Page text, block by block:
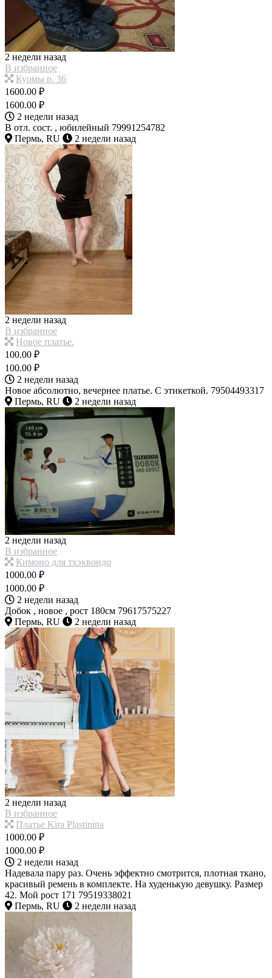
2 недели назад
В избранное
Куомы р. 36
1600.00 ₽
1600.00 ₽
2 недели назад
В отл. сост. , юбилейный 79991254782
Пермь, RU
2 недели назад
2 недели назад
В избранное
Новое платье.
100.00 ₽
100.00 ₽
2 недели назад
Новое абсолютно, вечернее платье. С этикеткой. 79504493317
Пермь, RU
2 недели назад
2 недели назад
В избранное
Кимоно для тхэквондо
1000.00 ₽
1000.00 ₽
2 недели назад
Добок , новое , рост 180см 79617575227
Пермь, RU
2 недели назад
2 недели назад
В избранное
Платье Kira Plastinina
1000.00 ₽
1000.00 ₽
2 недели назад
Надевала пару раз. Очень эффектно смотрится, плотная ткано,
красивый ремень в комплекте. На худенькую девушку. Размер
42. Мой рост 171 79519338021
Пермь, RU
2 недели назад